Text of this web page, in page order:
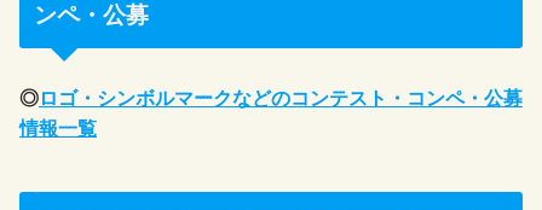
ンペ・公募
◎ロゴ・シンボルマークなどのコンテスト・コンペ・公募
情報一覧